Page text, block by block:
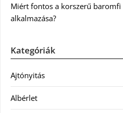
Miért fontos a korszerű
alkalmazása?
Kategóriák
Ajtónyitás
Albérlet